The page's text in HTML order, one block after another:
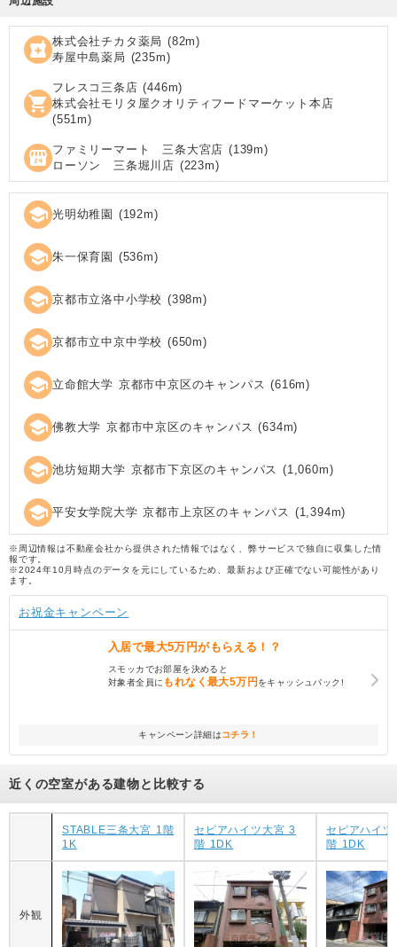
local_pharmacy 株式会社チカタ薬局 (82m)
寿屋中島薬局 (235m)
shopping_cart
フレスコ三条店 (446m)
株式会社モリタ屋クオリティフードマーケット本店
(551m)
local_convenience_store ファミリーマート 三条大宮店 (139m)
ローソン 三条堀川店 (223m)
school 光明幼稚園 (192m)
school 朱一保育園 (536m)
school 京都市立洛中小学校 (398m)
school 京都市立中京中学校 (650m)
school 立命館大学 京都市中京区のキャンパス (616m)
school 佛教大学 京都市中京区のキャンパス (634m)
school 池坊短期大学 京都市下京区のキャンパス (1,060m)
school 平安女学院大学 京都市上京区のキャンパス (1,394m)
※周辺情報は不動産会社から提供された情報ではなく、弊サービスで独自に収集した情
報です。
※2024年10月時点のデータを元にしているため、最新および正確でない可能性があり
ます。
お祝金キャンペーン
入居で最大5万円がもらえる！？
スモッカでお部屋を決めると
対象者全員に もれなく最大5万円をキャッシュバック!
キャンペーン詳細はコチラ！
近くの空室がある建物と比較する
STABLE三条大宮 1階
1K
セピアハイツ大宮 3
階 1DK
セピアハイ
階 1DK
外観